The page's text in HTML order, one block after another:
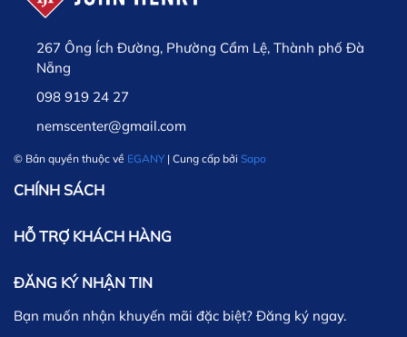
267 Ông Ích Đường, Phường Cẩm Lệ, Thành phố Đà
Nẵng
098 919 24 27
nemscenter@gmail.com
© Bản quyền thuộc về EGANY | Cung cấp bởi Sapo
CHÍNH SÁCH
HỖ TRỢ KHÁCH HÀNG
ĐĂNG KÝ NHẬN TIN
Bạn muốn nhận khuyến mãi đặc biệt? Đăng ký ngay.